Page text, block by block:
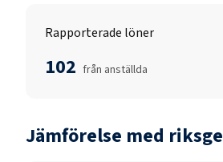
Rapporterade löner
102 från anställda
Jämförelse med